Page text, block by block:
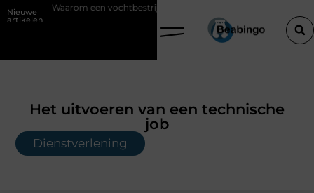
Nieuwe
artikelen
vochtbestrijdingsbedrijf inschakelen vóór je verbouwt
Het uitvoeren van een technische
job
Dienstverlening